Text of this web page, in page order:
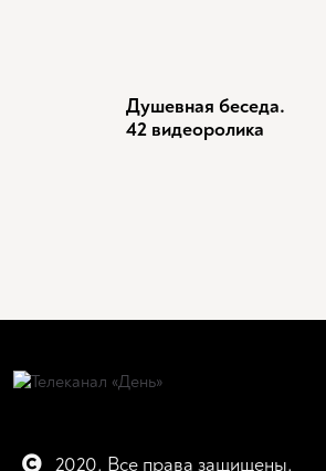
Душевная беседа.
42 видеоролика
2020. Все права защищены.